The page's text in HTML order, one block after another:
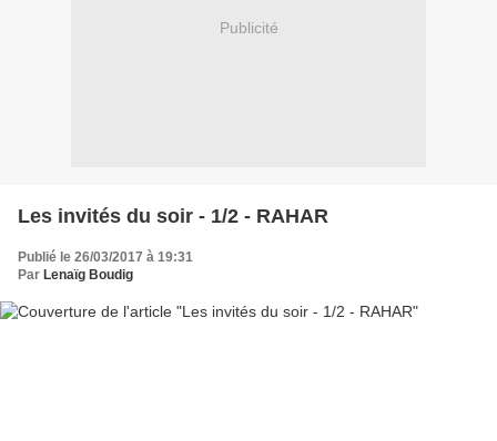
Publicité
Les invités du soir - 1/2 - RAHAR
Publié le 26/03/2017 à 19:31
Par Lenaïg Boudig